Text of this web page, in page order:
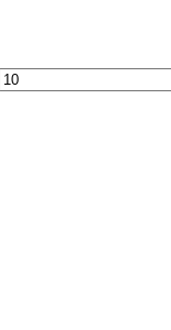
Prezzo
Max